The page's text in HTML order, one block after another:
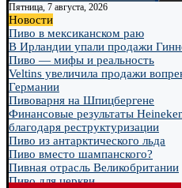
Пятница, 7 августа, 2026
Новости
Пиво в мексиканском раю
В Ирландии упали продажи
Пиво — мифы и реальность
Veltins увеличила продажи
Германии
Пивоварня на Шпицбергене
Финансовые результаты
благодаря реструктуризации
Пиво из антарктического льда
Пиво вместо шампанского?
Пивная отрасль Великобритании
Пиво для церкви